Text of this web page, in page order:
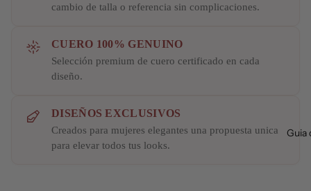
Guia
cambio de talla o referencia sin complicaciones.
CUERO 100% GENUINO
Selección premium de cuero certificado en cada
diseño.
DISEÑOS EXCLUSIVOS
Creados para mujeres elegantes una propuesta unica
para elevar todos tus looks.